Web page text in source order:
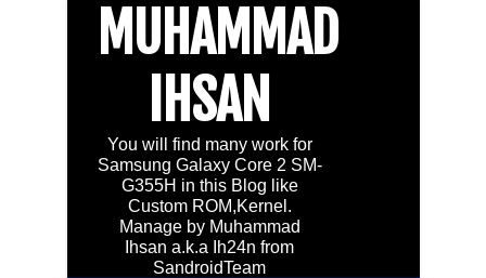
MUHAMMAD
IHSAN
You will find many work for
Samsung Galaxy Core 2 SM-
G355H in this Blog like
Custom ROM,Kernel.
Manage by Muhammad
Ihsan a.k.a Ih24n from
SandroidTeam